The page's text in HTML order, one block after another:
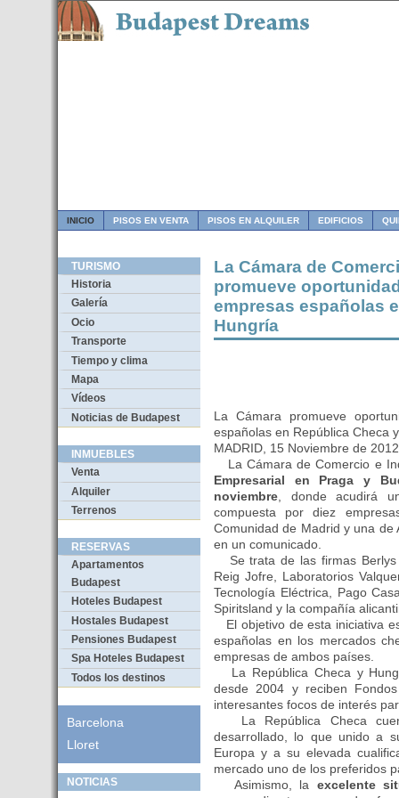
INICIO PISOS EN VENTA PISOS EN ALQUILER EDIFICIOS
TURISMO
Historia
Galería
Ocio
Transporte
Tiempo y clima
Mapa
Vídeos
Noticias de Budapest
INMUEBLES
Venta
Alquiler
Terrenos
RESERVAS
Apartamentos
Budapest
Hoteles Budapest
Hostales Budapest
Pensiones Budapest
Spa Hoteles Budapest
Todos los destinos
Barcelona
Lloret
NOTICIAS
La Cámara de
promueve
empresas españolas
Hungría
La Cámara promueve
españolas en República Checa
MADRID, 15 Noviembre de
La Cámara de Comercio e
Empresarial en Praga y
noviembre , donde acudirá
compuesta por diez
Comunidad de Madrid y una
en un comunicado.
Se trata de las firmas Berlys
Reig Jofre, Laboratorios
Tecnología Eléctrica, Pago
Spiritsland y la compañía
El objetivo de esta iniciativa
españolas en los mercados
empresas de ambos países.
La República Checa y
desde 2004 y reciben
interesantes focos de interés
La República Checa
desarrollado, lo que unido a
Europa y a su elevada
mercado uno de los preferidos
Asimismo, la excelente